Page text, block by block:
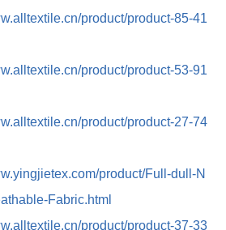
product/product-85-41
product/product-53-91
product/product-27-74
product/Full-dull-N
Fabric.html
product/product-37-33